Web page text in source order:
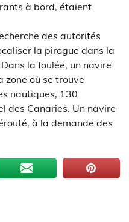
à bord, étaient
des autorités
la pirogue dans la
la foulée, un navire
zone où se trouve
nautiques, 130
des Canaries. Un navire
à la demande des